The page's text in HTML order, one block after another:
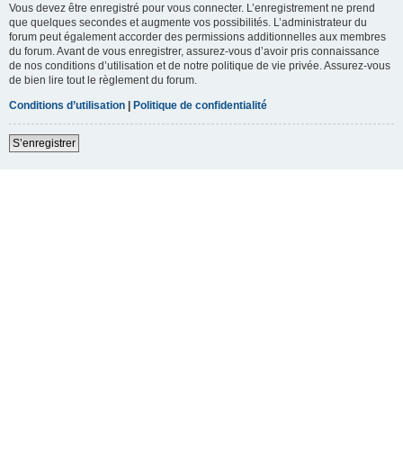
Vous devez être enregistré pour vous connecter. L’enregistrement ne prend
que quelques secondes et augmente vos possibilités. L’administrateur du
forum peut également accorder des permissions additionnelles aux membres
du forum. Avant de vous enregistrer, assurez-vous d’avoir pris connaissance
de nos conditions d’utilisation et de notre politique de vie privée. Assurez-vous
de bien lire tout le règlement du forum.
Conditions d’utilisation | Politique de confidentialité
S’enregistrer